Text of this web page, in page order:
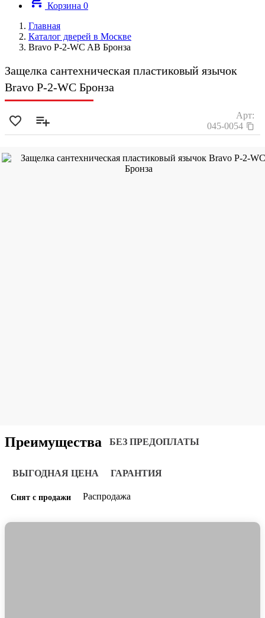
Корзина 0
Главная
Каталог дверей в Москве
Bravo P-2-WC AB Бронза
Защелка сантехническая пластиковый язычок
Bravo P-2-WC Бронза
Арт:
045-0054
Преимущества БЕЗ ПРЕДОПЛАТЫ
ВЫГОДНАЯ ЦЕНА ГАРАНТИЯ
Снят с продажи Распродажа